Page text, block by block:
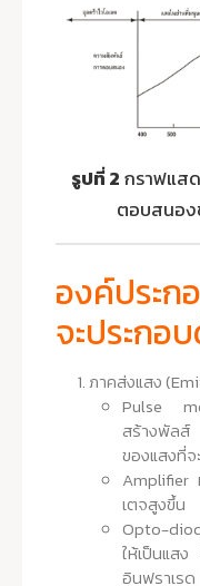
รูปที่ 2 กราฟแส
ตอบสนอง
องค์ประก
จะประกอ
ภาคส่งแสง
Pulse
สร้างพัลส์
ของแสงที่
Amplifier
เตจสูงขึ้น
Opto-
ให้เป็นแส
อินฟราเร